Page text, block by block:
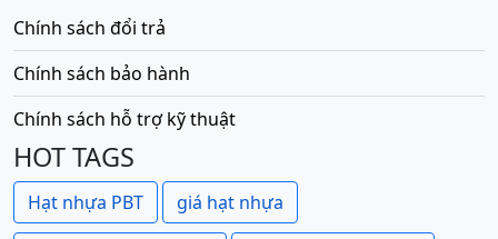
Chính sách đổi trả
Chính sách bảo hành
Chính sách hỗ trợ kỹ thuật
HOT TAGS
Hạt nhựa PBT giá hạt nhựa